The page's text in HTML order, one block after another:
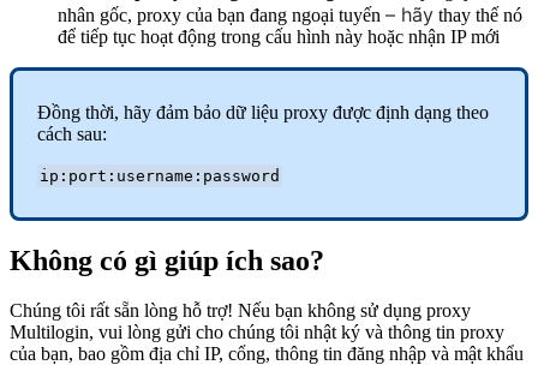
nhân gốc, proxy của bạn đang ngoại tuyến – hãy thay thế nó
để tiếp tục hoạt động trong cấu hình này hoặc nhận IP mới
Đồng thời, hãy đảm bảo dữ liệu proxy được định dạng theo
cách sau:
ip:port:username:password
Không có gì giúp ích sao?
Chúng tôi rất sẵn lòng hỗ trợ! Nếu bạn không sử dụng proxy
Multilogin, vui lòng gửi cho chúng tôi nhật ký và thông tin proxy
của bạn, bao gồm địa chỉ IP, cổng, thông tin đăng nhập và mật khẩu